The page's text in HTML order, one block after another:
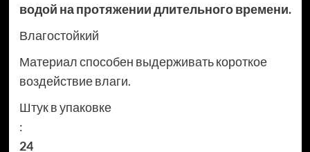
водой на протяжении длительного времени.
Влагостойкий
Материал способен выдерживать короткое
воздействие влаги.
Штук в упаковке
:
24